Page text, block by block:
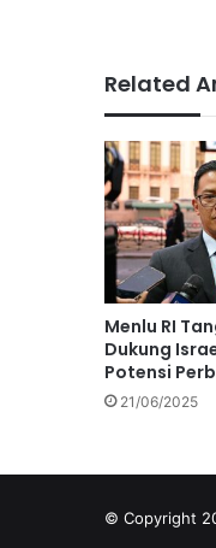
Related
Menlu RI
Dukung
Potensi
21/06/2025
© Copyright